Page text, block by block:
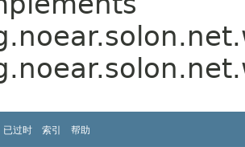
已过时 索引 帮助